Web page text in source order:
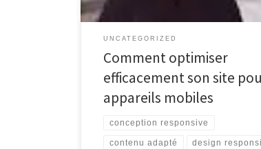
UNCATEGORIZED
Comment optimiser
efficacement son site
appareils mobiles
conception responsive
contenu adapté design